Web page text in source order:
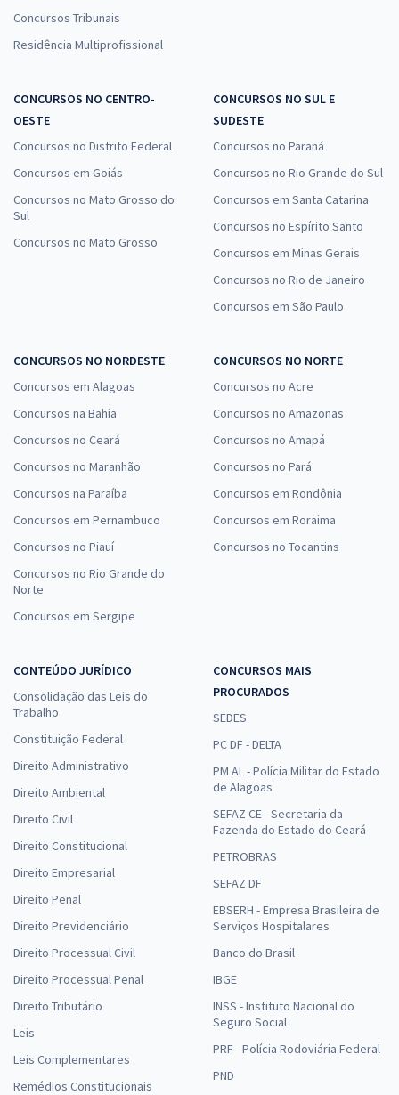
Concursos Tribunais
Residência Multiprofissional
CONCURSOS NO CENTRO-
OESTE
Concursos no Distrito Federal
Concursos em Goiás
Concursos no Mato Grosso do
Sul
Concursos no Mato Grosso
CONCURSOS NO SUL E
SUDESTE
Concursos no Paraná
Concursos no Rio Grande do Sul
Concursos em Santa Catarina
Concursos no Espírito Santo
Concursos em Minas Gerais
Concursos no Rio de Janeiro
Concursos em São Paulo
CONCURSOS NO NORDESTE
Concursos em Alagoas
Concursos na Bahia
Concursos no Ceará
Concursos no Maranhão
Concursos na Paraíba
Concursos em Pernambuco
Concursos no Piauí
Concursos no Rio Grande do
Norte
Concursos em Sergipe
CONCURSOS NO NORTE
Concursos no Acre
Concursos no Amazonas
Concursos no Amapá
Concursos no Pará
Concursos em Rondônia
Concursos em Roraima
Concursos no Tocantins
CONTEÚDO JURÍDICO
Consolidação das Leis do
Trabalho
Constituição Federal
Direito Administrativo
Direito Ambiental
Direito Civil
Direito Constitucional
Direito Empresarial
Direito Penal
Direito Previdenciário
Direito Processual Civil
Direito Processual Penal
Direito Tributário
Leis
Leis Complementares
Remédios Constitucionais
CONCURSOS MAIS
PROCURADOS
SEDES
PC DF - DELTA
PM AL - Polícia Militar do Estado
de Alagoas
SEFAZ CE - Secretaria da
Fazenda do Estado do Ceará
PETROBRAS
SEFAZ DF
EBSERH - Empresa Brasileira de
Serviços Hospitalares
Banco do Brasil
IBGE
INSS - Instituto Nacional do
Seguro Social
PRF - Polícia Rodoviária Federal
PND